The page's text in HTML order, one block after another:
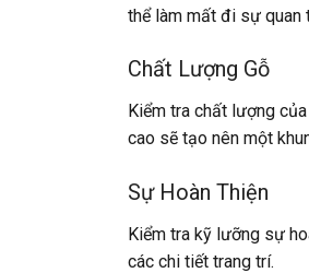
thể làm mất đi sự quan
Chất Lượng Gỗ
Kiểm tra chất lượng
cao sẽ tạo nên một
Sự Hoàn Thiện
Kiểm tra kỹ lưỡng sự
các chi tiết trang trí.